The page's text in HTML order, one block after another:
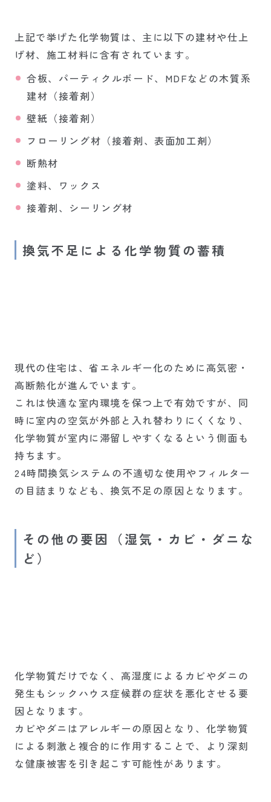
上記で挙げた化学物質は、主に以下の建材や仕上
げ材、施工材料に含有されています。
合板、パーティクルボード、MDFなどの木質系
建材（接着剤）
壁紙（接着剤）
フローリング材（接着剤、表面加工剤）
断熱材
塗料、ワックス
接着剤、シーリング材
換気不足による化学物質の蓄積
現代の住宅は、省エネルギー化のために高気密・
高断熱化が進んでいます。
これは快適な室内環境を保つ上で有効ですが、同
時に室内の空気が外部と入れ替わりにくくなり、
化学物質が室内に滞留しやすくなるという側面も
持ちます。
24時間換気システムの不適切な使用やフィルター
の目詰まりなども、換気不足の原因となります。
その他の要因（湿気・カビ・ダニな
ど）
化学物質だけでなく、高湿度によるカビやダニの
発生もシックハウス症候群の症状を悪化させる要
因となります。
カビやダニはアレルギーの原因となり、化学物質
による刺激と複合的に作用することで、より深刻
な健康被害を引き起こす可能性があります。